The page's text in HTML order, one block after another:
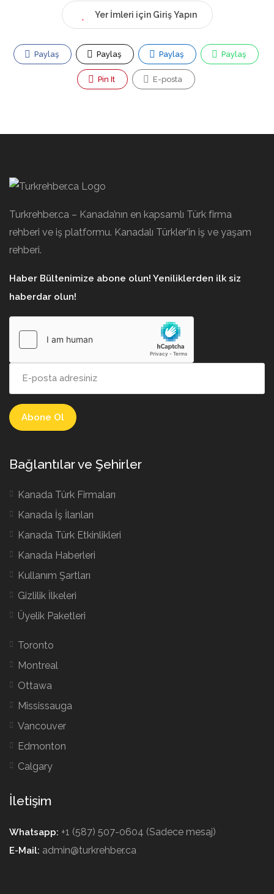
Yer İmleri için Giriş Yapın
Paylaş Paylaş Paylaş Paylaş
Pin It E-posta
Turkrehber.ca – Kanada’nın en kapsamlı Türk firma
rehberi ve iş platformu. Kanadalı Türkler’in iş ve yaşam
rehberi.
Haber Bültenimize abone olun! Yeniliklerden ilk siz
haberdar olun!
Bağlantılar ve Şehirler
Kanada Türk Firmaları
Kanada İş İlanları
Kanada Türk Etkinlikleri
Kanada Haberleri
Kullanım Şartları
Gizlilik İlkeleri
Üyelik Paketleri
Toronto
Montreal
Ottawa
Mississauga
Vancouver
Edmonton
Calgary
İletişim
Whatsapp: +1 (587) 507-0604 (Sadece mesaj)
E-Mail: admin@turkrehber.ca